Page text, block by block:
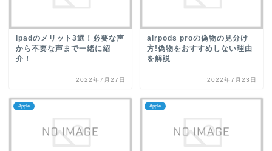
ipadのメリット3選！必要な声
から不要な声まで一緒に紹
介！
2022年7月27日
airpods proの偽物の見分け
方!偽物をおすすめしない理由
を解説
2022年7月23日
Apple Apple